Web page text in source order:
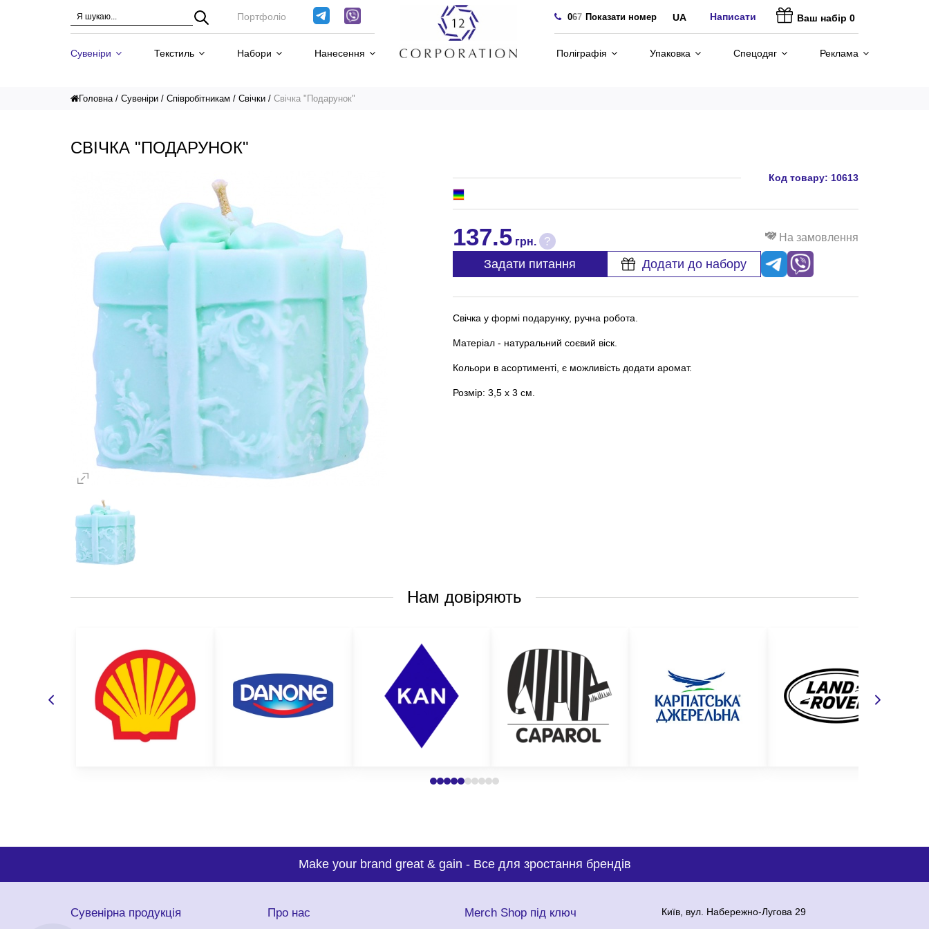
Портфоліо 067 Показати номер UA Написати Ваш набір 0
Сувеніри Текстиль Набори Нанесення Поліграфія Упаковка Спецодяг Реклама
Головна Сувеніри Співробітникам Свічки Свічка "Подарунок"
СВІЧКА "ПОДАРУНОК"
Код товару: 10613
137.5грн. ? На замовлення
Задати питання Додати до набору
Свічка у формі подарунку, ручна робота.
Матеріал - натуральний соєвий віск.
Кольори в асортименті, є можливість додати аромат.
Розмір: 3,5 х 3 см.
Нам довіряють
Make your brand great & gain -Все для зростання брендів
Сувенірна продукція Про нас Merch Shop під ключ
Київ, вул. Набережно-Лугова 29